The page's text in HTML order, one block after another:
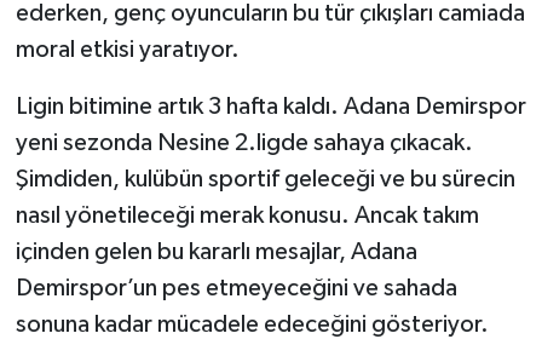
ederken, genç oyuncuların bu tür çıkışları camiada
moral etkisi yaratıyor.
Ligin bitimine artık 3 hafta kaldı. Adana Demirspor
yeni sezonda Nesine 2.ligde sahaya çıkacak.
Şimdiden, kulübün sportif geleceği ve bu sürecin
nasıl yönetileceği merak konusu. Ancak takım
içinden gelen bu kararlı mesajlar, Adana
Demirspor’un pes etmeyeceğini ve sahada
sonuna kadar mücadele edeceğini gösteriyor.